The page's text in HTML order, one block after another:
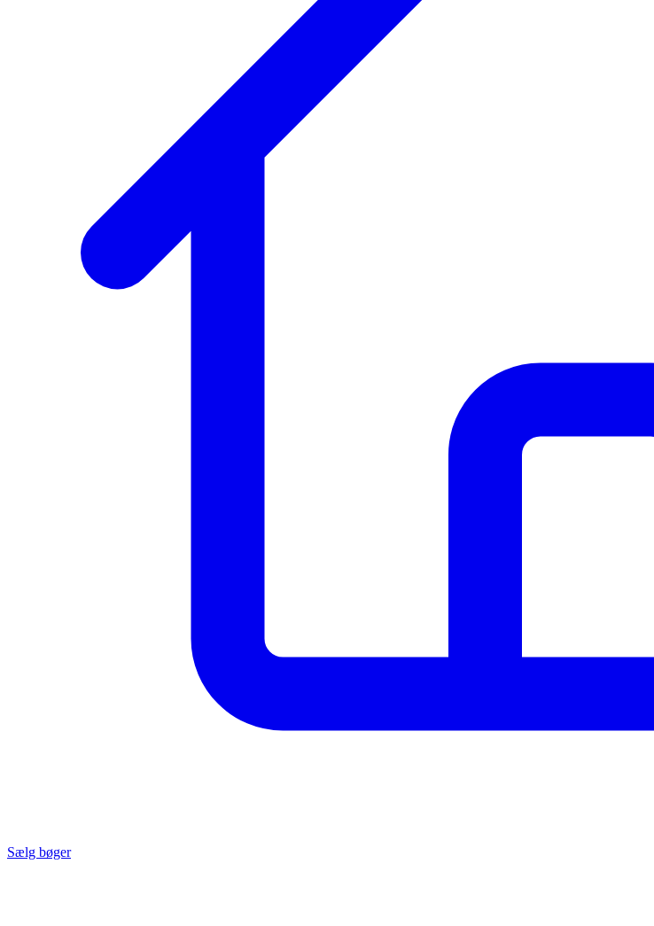
Sælg bøger